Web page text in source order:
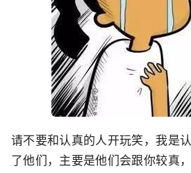
请不要和认真的人开玩笑，我是
了他们，主要是他们会跟你较真